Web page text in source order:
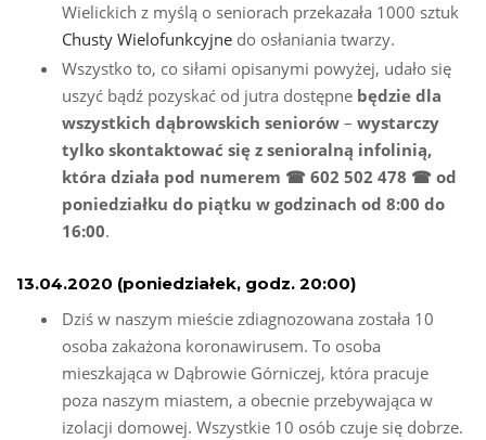
Wielickich z myślą o seniorach przekazała 1000 sztuk
Chusty Wielofunkcyjne do osłaniania twarzy.
Wszystko to, co siłami opisanymi powyżej, udało się
uszyć bądź pozyskać od jutra dostępne będzie dla
wszystkich dąbrowskich seniorów – wystarczy
tylko skontaktować się z senioralną infolinią,
która działa pod numerem ☎ 602 502 478 ☎ od
poniedziałku do piątku w godzinach od 8:00 do
16:00.
13.04.2020 (poniedziałek, godz. 20:00)
Dziś w naszym mieście zdiagnozowana została 10
osoba zakażona koronawirusem. To osoba
mieszkająca w Dąbrowie Górniczej, która pracuje
poza naszym miastem, a obecnie przebywająca w
izolacji domowej. Wszystkie 10 osób czuje się dobrze.